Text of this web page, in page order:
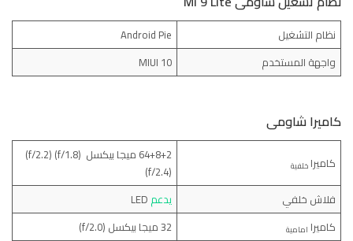
نظام التشغيل
Android Pie
واجهة المستخدم
MIUI 10
كاميرا شاومى
كاميراخلفية
64+8+2 ميجا بيكسل (f/1.8) (f/2.2)
(f/2.4)
فلاش خلفي
يدعم LED
كاميرا امامية
32 ميجا بيكسل (f/2.0)